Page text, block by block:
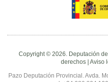
Copyright © 2026. Deputación
derechos | Aviso
Pazo Deputación Provincial. Avda.